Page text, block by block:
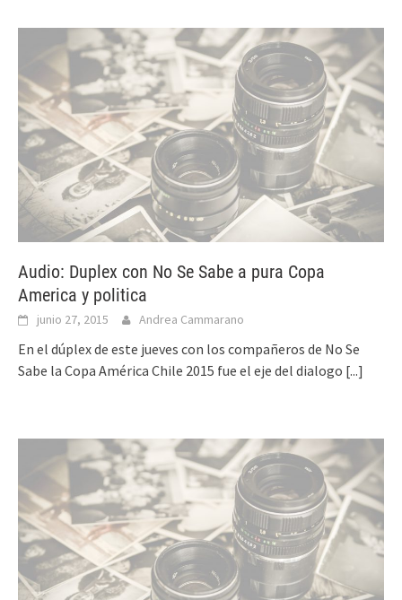
Audio: Duplex con No Se Sabe a pura Copa
America y politica
junio 27, 2015 Andrea Cammarano
En el dúplex de este jueves con los compañeros de No Se
Sabe la Copa América Chile 2015 fue el eje del dialogo [...]